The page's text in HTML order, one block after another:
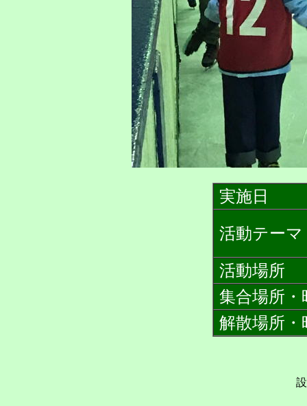
実施日
活動テーマ
活動場所
集合場所・
解散場所・